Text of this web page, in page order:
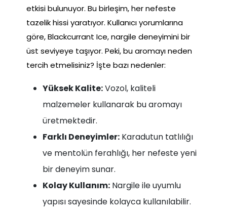
etkisi bulunuyor. Bu birleşim, her nefeste
tazelik hissi yaratıyor. Kullanıcı yorumlarına
göre, Blackcurrant Ice, nargile deneyimini bir
üst seviyeye taşıyor. Peki, bu aromayı neden
tercih etmelisiniz? İşte bazı nedenler:
Yüksek Kalite:Vozol, kaliteli
malzemeler kullanarak bu aromayı
üretmektedir.
Farklı Deneyimler: Karadutun tatlılığı
ve mentolün ferahlığı, her nefeste yeni
bir deneyim sunar.
Kolay Kullanım: Nargile ile uyumlu
yapısı sayesinde kolayca kullanılabilir.